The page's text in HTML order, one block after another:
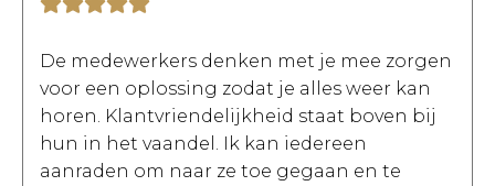
De medewerkers denken met je mee zorgen
voor een oplossing zodat je alles weer kan
horen. Klantvriendelijkheid staat boven bij
hun in het vaandel. Ik kan iedereen
aanraden om naar ze toe gegaan en te